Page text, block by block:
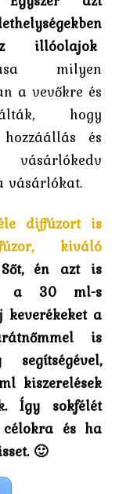
illóolajok
milyen
a vevőkre és
hogy
és
vásárlókat.
diffúzort is
kiváló
Sőt, én azt is
a 30 ml-s
a
is
segítségével,
kiszerelések
Így sokfélét
célokra és ha
🙂